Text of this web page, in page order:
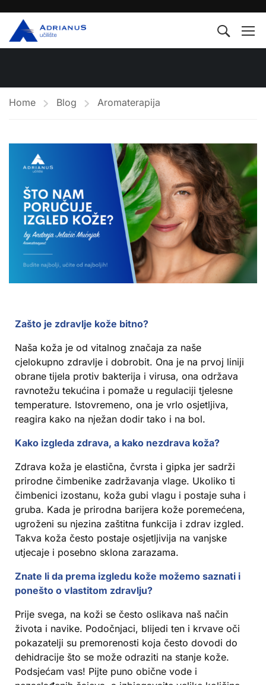
Home Blog Aromaterapija
Zašto je zdravlje kože bitno?
Naša koža je od vitalnog značaja za naše
cjelokupno zdravlje i dobrobit. Ona je na prvoj liniji
obrane tijela protiv bakterija i virusa, ona održava
ravnotežu tekućina i pomaže u regulaciji tjelesne
temperature. Istovremeno, ona je vrlo osjetljiva,
reagira kako na nježan dodir tako i na bol.
Kako izgleda zdrava, a kako nezdrava koža?
Zdrava koža je elastična, čvrsta i gipka jer sadrži
prirodne čimbenike zadržavanja vlage. Ukoliko ti
čimbenici izostanu, koža gubi vlagu i postaje suha i
gruba. Kada je prirodna barijera kože poremećena,
ugroženi su njezina zaštitna funkcija i zdrav izgled.
Takva koža često postaje osjetljivija na vanjske
utjecaje i posebno sklona zarazama.
Znate li da prema izgledu kože možemo saznati i
ponešto o vlastitom zdravlju?
Prije svega, na koži se često oslikava naš način
života i navike. Podočnjaci, blijedi ten i krvave oči
pokazatelji su premorenosti koja često dovodi do
dehidracije što se može odraziti na stanje kože.
Podsjećam vas! Pijte puno obične vode i